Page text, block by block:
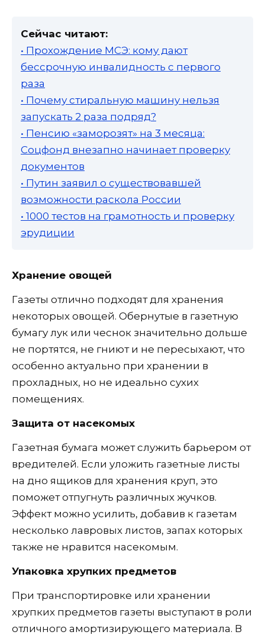
Сейчас читают:
• Прохождение МСЭ: кому дают
бессрочную инвалидность с первого
раза
• Почему стиральную машину нельзя
запускать 2 раза подряд?
• Пенсию «заморозят» на 3 месяца:
Соцфонд внезапно начинает проверку
документов
• Путин заявил о существовавшей
возможности раскола России
• 1000 тестов на грамотность и проверку
эрудиции
Хранение овощей
Газеты отлично подходят для хранения
некоторых овощей. Обернутые в газетную
бумагу лук или чеснок значительно дольше
не портятся, не гниют и не пересыхают, что
особенно актуально при хранении в
прохладных, но не идеально сухих
помещениях.
Защита от насекомых
Газетная бумага может служить барьером от
вредителей. Если уложить газетные листы
на дно ящиков для хранения круп, это
поможет отпугнуть различных жучков.
Эффект можно усилить, добавив к газетам
несколько лавровых листов, запах которых
также не нравится насекомым.
Упаковка хрупких предметов
При транспортировке или хранении
хрупких предметов газеты выступают в роли
отличного амортизирующего материала. В